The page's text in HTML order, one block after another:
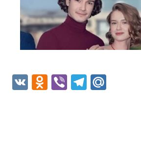
VK Odnoklassniki
ViberTelegram